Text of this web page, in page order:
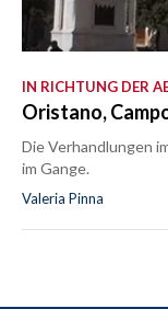
IN RICHTUNG DER
Oristano,
Die Verhandlungen
im Gange.
Valeria Pinna